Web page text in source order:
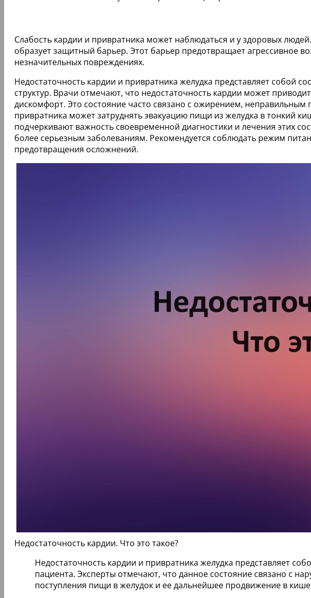
Слабость кардии и привратника может наблюдаться и у здоровых
образует защитный барьер. Этот барьер предотвращает агрессивное
незначительных повреждениях.
Недостаточность кардии и привратника желудка представляет собой
структур. Врачи отмечают, что недостаточность кардии может
дискомфорт. Это состояние часто связано с ожирением,
привратника может затруднять эвакуацию пищи из желудка в тонкий
подчеркивают важность своевременной диагностики и лечения этих
более серьезным заболеваниям. Рекомендуется соблюдать режим
предотвращения осложнений.
Недостаточность кардии. Что это такое?
Недостаточность кардии и привратника желудка представляет
пациента. Эксперты отмечают, что данное состояние связано с
поступления пищи в желудок и ее дальнейшее продвижение в